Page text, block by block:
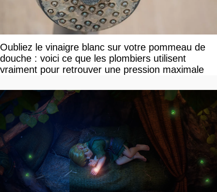
Oubliez le vinaigre blanc sur votre pommeau de
douche : voici ce que les plombiers utilisent
vraiment pour retrouver une pression maximale